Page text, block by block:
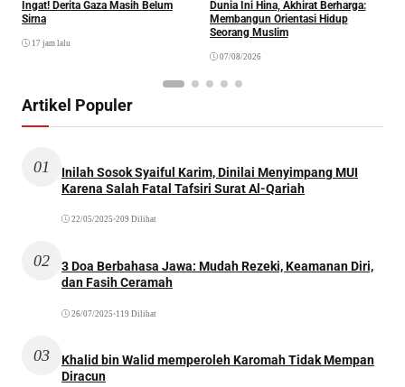
Ingat! Derita Gaza Masih Belum
Sirna
17 jam lalu
Dunia Ini Hina, Akhirat Berharga:
Membangun Orientasi Hidup
Seorang Muslim
07/08/2026
Artikel Populer
01
Inilah Sosok Syaiful Karim, Dinilai Menyimpang MUI
Karena Salah Fatal Tafsiri Surat Al-Qariah
22/05/2025 •209 Dilihat
02
3 Doa Berbahasa Jawa: Mudah Rezeki, Keamanan Diri,
dan Fasih Ceramah
26/07/2025 •119 Dilihat
03
Khalid bin Walid memperoleh Karomah Tidak Mempan
Diracun